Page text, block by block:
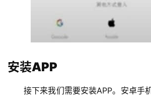
安装APP
接下来我们需要安装APP。安卓手